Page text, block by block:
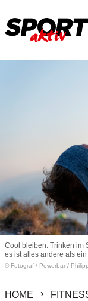
Cool bleiben. Trinken im
es ist alles andere als
© Fotograf / Powerbar /
HOME